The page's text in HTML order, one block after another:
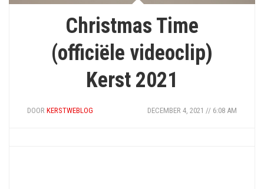
Christmas Time
(officiële videoclip)
Kerst 2021
DOOR KERSTWEBLOG DECEMBER 4, 2021 // 6:08 AM